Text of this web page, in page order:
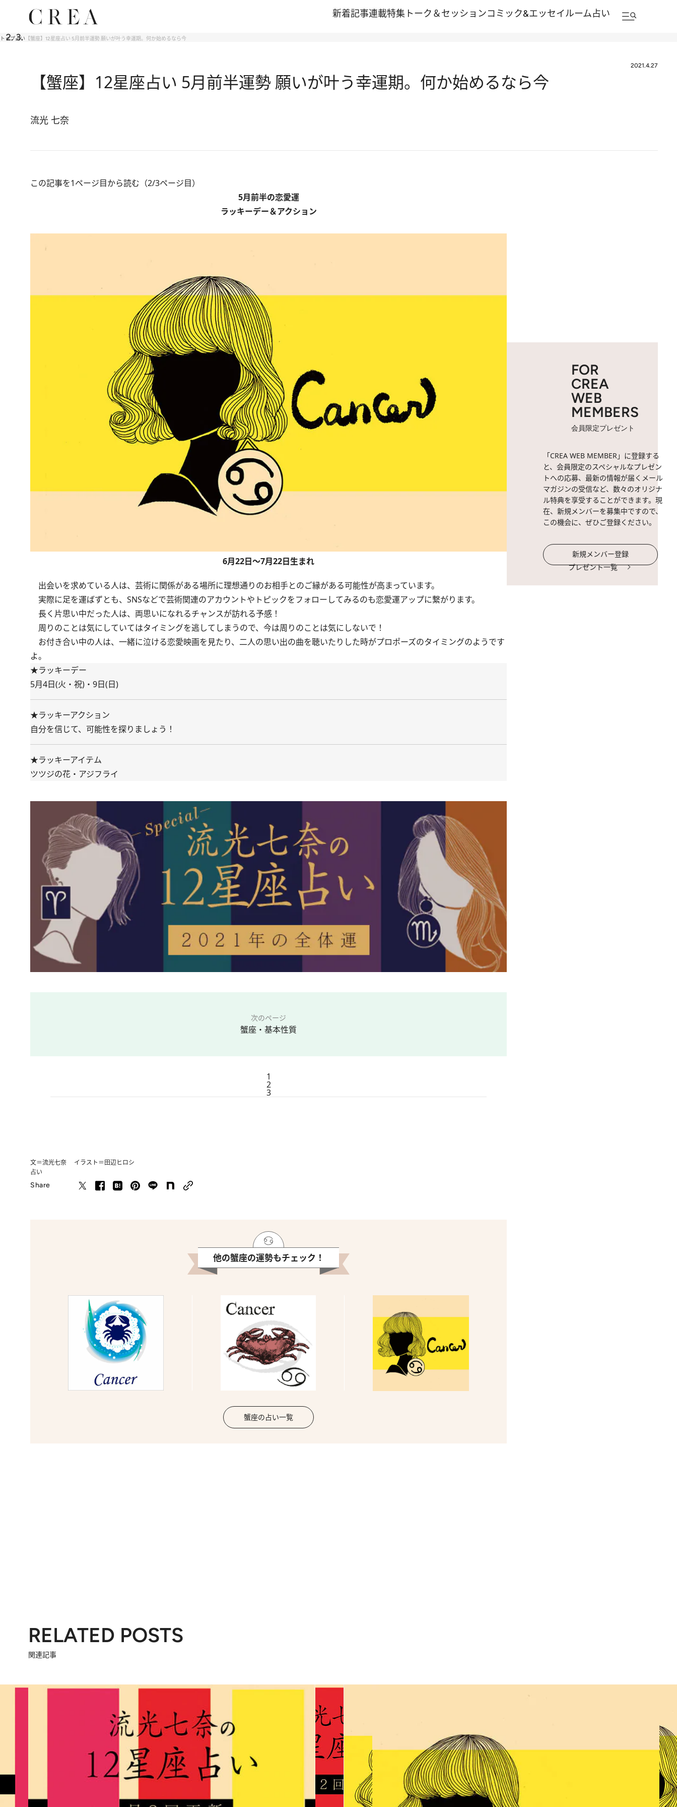
新着記事連載特集 トーク＆セッションコミック&エッセイルーム占い
トップ占い 【蟹座】12星座占い 5月前半運勢 願いが叶う幸運期。何か始めるなら今
2021.4.27
【蟹座】12星座占い 5月前半運勢 願いが叶う幸運期。何か始めるなら今
流光 七奈
この記事を1ページ目から読む（2/3ページ目）
5月前半の恋愛運
ラッキーデー＆アクション
6月22日～7月22日生まれ
出会いを求めている人は、芸術に関係がある場所に理想通りのお相手とのご縁がある可能性が高まっています。
実際に足を運ばずとも、SNSなどで芸術関連のアカウントやトピックをフォローしてみるのも恋愛運アップに繋がります。
長く片思い中だった人は、両思いになれるチャンスが訪れる予感！
周りのことは気にしていてはタイミングを逃してしまうので、今は周りのことは気にしないで！
お付き合い中の人は、一緒に泣ける恋愛映画を見たり、二人の思い出の曲を聴いたりした時がプロポーズのタイミングのようです
よ。
★ラッキーデー
5月4日(火・祝)・9日(日)
★ラッキーアクション
自分を信じて、可能性を探りましょう！
★ラッキーアイテム
ツツジの花・アジフライ
次のページ
蟹座・基本性質
1
2
3
文＝流光七奈 イラスト＝田辺ヒロシ
占い
Share
他の蟹座の運勢もチェック！
蟹座の占い一覧
FOR
CREA
WEB
MEMBERS
会員限定プレゼント
「CREA WEB MEMBER」に登録する
と、会員限定のスペシャルなプレゼン
トへの応募、最新の情報が届くメール
マガジンの受信など、数々のオリジナ
ル特典を享受することができます。現
在、新規メンバーを募集中ですので、
この機会に、ぜひご登録ください。
新規メンバー登録
プレゼント一覧
RELATED POSTS
関連記事